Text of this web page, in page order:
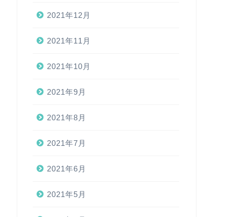
2021年12月
2021年11月
2021年10月
2021年9月
2021年8月
2021年7月
2021年6月
2021年5月